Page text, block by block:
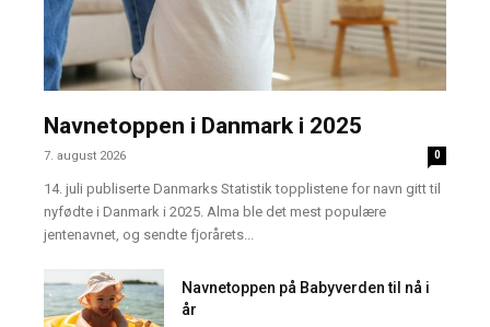
Navnetoppen i Danmark i 2025
7. august 2026 0
14. juli publiserte Danmarks Statistik topplistene for navn gitt til
nyfødte i Danmark i 2025. Alma ble det mest populære
jentenavnet, og sendte fjorårets...
Navnetoppen på Babyverden til nå i
år